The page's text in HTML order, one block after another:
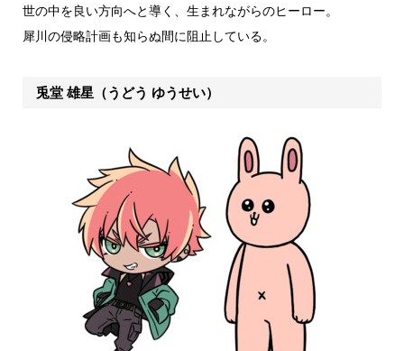
世の中を良い方向へと導く、生まれながらのヒーロー。
犀川の侵略計画も知らぬ間に阻止している。
兎堂 雄星（うどう ゆうせい）